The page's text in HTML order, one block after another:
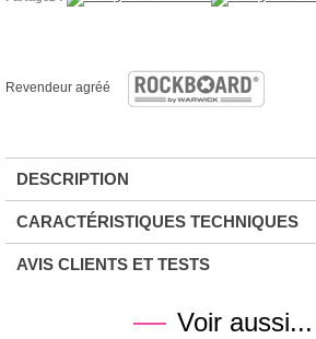
Revendeur agréé
DESCRIPTION
CARACTÉRISTIQUES TECHNIQUES
AVIS CLIENTS ET TESTS
Voir aussi...